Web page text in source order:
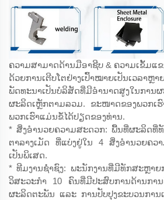
ຄວາມສາມາດດ້ານມືອາຊີບ & ຄວາມເຂັ້ມແ
ດ້ວຍການເຕີບໂຕຢ່າງເປົ້າໝາຍເປັນເວລາຫຼາ
ພັດທະນາເປັນບໍລິສັດທີ່ມີອຳນາດສູງໃນການ
ຜະລິດເຫຼັກຕາມລວມ. ຂະໜາດຂອງພວກເ
ພວກເຮົາແມ່ນຂໍ້ໄດ້ປຽດຂອງທ່ານ.
* ສິ່ງອຳນວຍຄວາມສະດວກ: ພື້ນທີ່ຜະລິດທີ່
ຕາລາງເມັດ ທີ່ແບ່ງຢູ່ໃນ 4 ສິ່ງອຳນວຍຄວ
ເປັນພິເສດ.
* ທີມງານຊ່ຳຊົງ: ພະນັກງານທີ່ມີທັກສະຫຼາ
ວິສະວະກຳ 10 ຄົນທີ່ມີປະສົບການດ້ານກາ
ຜະລິດຕະພັນ ແລະ ການປັບປຸງຂະບວນການ